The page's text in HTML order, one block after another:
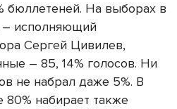
бюллетеней. На выборах в
– исполняющий
Сергей Цивилев,
– 85, 14% голосов. Ни
не набрал даже 5%. В
набирает также